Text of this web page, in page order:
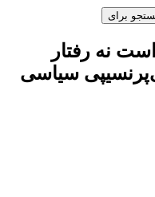
برای
نه رفتار
سیاسی